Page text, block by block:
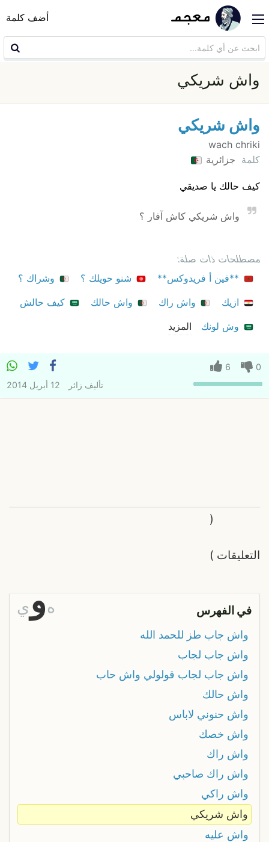
أضف كلمة
واش شريكي
واش شريكي
wach chriki
كلمة جزائرية
كيف حالك يا صديقي
واش شريكي كاش آفار ؟
مصطلحات ذات صلة:
**فين أ فريدوكس**
شنو حويلك ؟
وشراك ؟
ازيك
واش راك واش حالك
كيف حالش
وش لونك
المزيد
0
6
تأليف زائر 12 أبريل 2014
التعليقات
(
)
في الفهرس هو ي
واش جاب طز للحمد الله
واش جاب لجاب
واش جاب لجاب قولولي واش حاب
واش حالك
واش حنوني لاباس
واش خصك
واش راك
واش راك صاحبي
واش راكي
واش شريكي
واش عليه